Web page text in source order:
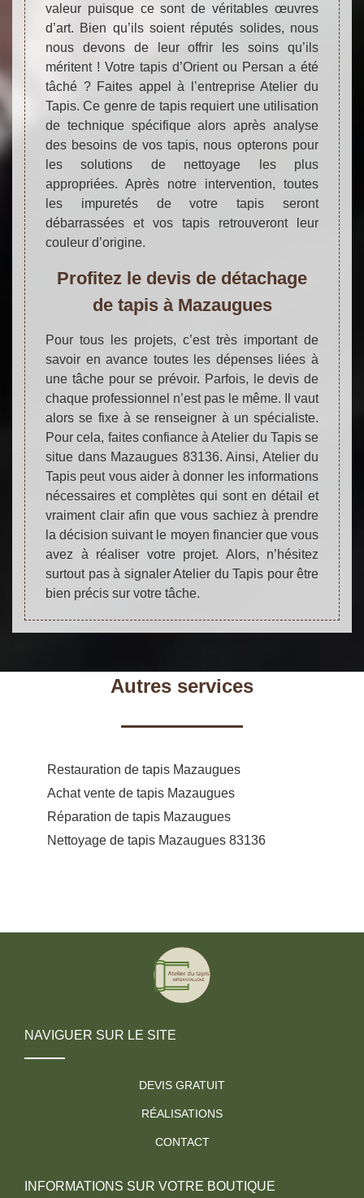
valeur puisque ce sont de véritables œuvres
d’art. Bien qu’ils soient réputés solides, nous
nous devons de leur offrir les soins qu’ils
méritent ! Votre tapis d’Orient ou Persan a été
tâché ? Faites appel à l’entreprise Atelier du
Tapis. Ce genre de tapis requiert une utilisation
de technique spécifique alors après analyse
des besoins de vos tapis, nous opterons pour
les solutions de nettoyage les plus
appropriées. Après notre intervention, toutes
les impuretés de votre tapis seront
débarrassées et vos tapis retrouveront leur
couleur d’origine.
Profitez le devis de détachage
de tapis à Mazaugues
Pour tous les projets, c’est très important de
savoir en avance toutes les dépenses liées à
une tâche pour se prévoir. Parfois, le devis de
chaque professionnel n’est pas le même. Il vaut
alors se fixe à se renseigner à un spécialiste.
Pour cela, faites confiance à Atelier du Tapis se
situe dans Mazaugues 83136. Ainsi, Atelier du
Tapis peut vous aider à donner les informations
nécessaires et complètes qui sont en détail et
vraiment clair afin que vous sachiez à prendre
la décision suivant le moyen financier que vous
avez à réaliser votre projet. Alors, n’hésitez
surtout pas à signaler Atelier du Tapis pour être
bien précis sur votre tâche.
Autres services
Restauration de tapis Mazaugues
Achat vente de tapis Mazaugues
Réparation de tapis Mazaugues
Nettoyage de tapis Mazaugues 83136
NAVIGUER SUR LE SITE
DEVIS GRATUIT
RÉALISATIONS
CONTACT
INFORMATIONS SUR VOTRE BOUTIQUE